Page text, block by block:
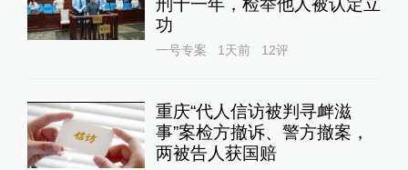
刑十一年，检举他人被认定立
功
一号专案 1天前 12评
重庆“代人信访被判寻衅滋
事”案检方撤诉、警方撤案，
两被告人获国赔